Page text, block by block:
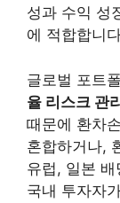
성과 수익 성
에 적합합니
글로벌 포트
율 리스크 관
때문에 환차
혼합하거나,
유럽, 일본
국내 투자자